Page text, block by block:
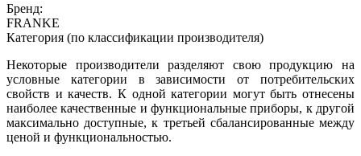
Бренд:
FRANKE
Категория (по классификации производителя)
Некоторые производители разделяют свою продукцию на
условные категории в зависимости от потребительских
свойств и качеств. К одной категории могут быть отнесены
наиболее качественные и функциональные приборы, к другой
максимально доступные, к третьей сбалансированные между
ценой и функциональностью.